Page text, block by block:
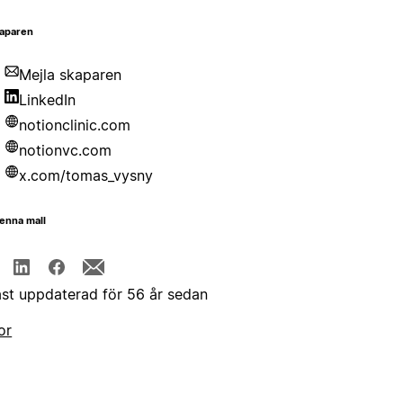
Mejla skaparen
LinkedIn
notionclinic.com
notionvc.com
x.com/tomas_vysny
mall
uppdaterad för 56 år sedan